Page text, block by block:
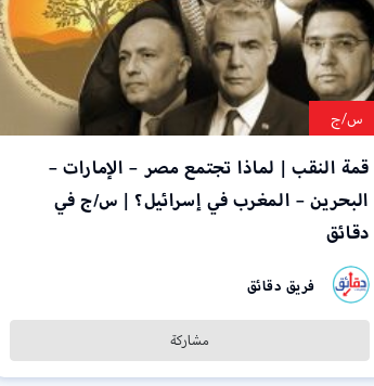
س/ج
قمة النقب | لماذا تجتمع مصر – الإمارات –
البحرين – المغرب في إسرائيل؟ | س/ج في
دقائق
فريق دقائق
مشاركة